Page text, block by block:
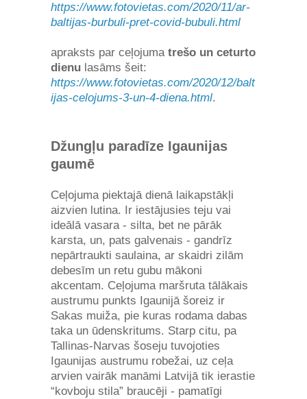
https://www.fotovietas.com/2020/11/ar-
baltijas-burbuli-pret-covid-bubuli.html
apraksts par ceļojumatrešo un ceturto
dienu lasāms šeit:
https://www.fotovietas.com/2020/12/balt
ijas-celojums-3-un-4-diena.html.
Džungļu paradīze Igaunijas
gaumē
Ceļojuma piektajā dienā laikapstākļi
aizvien lutina. Ir iestājusies teju vai
ideālā vasara - silta, bet ne pārāk
karsta, un, pats galvenais - gandrīz
nepārtraukti saulaina, ar skaidri zilām
debesīm un retu gubu mākoni
akcentam. Ceļojuma maršruta tālākais
austrumu punkts Igaunijā šoreiz ir
Sakas muiža, pie kuras rodama dabas
taka un ūdenskritums. Starp citu, pa
Tallinas-Narvas šoseju tuvojoties
Igaunijas austrumu robežai, uz ceļa
arvien vairāk manāmi Latvijā tik ierastie
“kovboju stila” braucēji - pamatīgi